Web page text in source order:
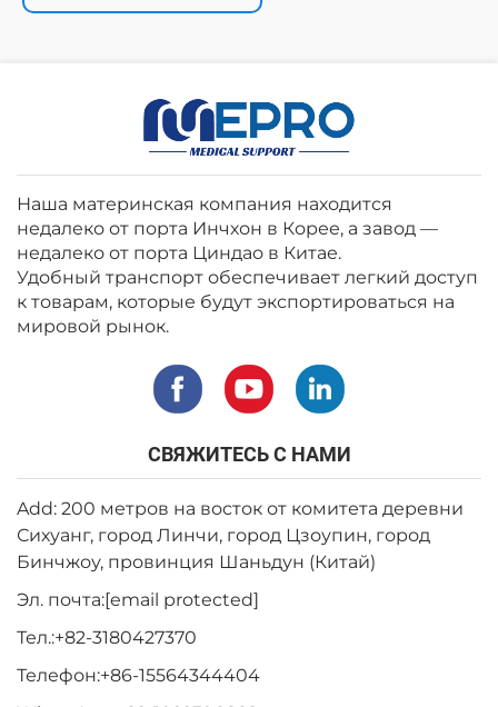
Наша материнская компания находится
недалеко от порта Инчхон в Корее, а завод —
недалеко от порта Циндао в Китае.
Удобный транспорт обеспечивает легкий доступ
к товарам, которые будут экспортироваться на
мировой рынок.
СВЯЖИТЕСЬ С НАМИ
Add: 200 метров на восток от комитета деревни
Сихуанг, город Линчи, город Цзоупин, город
Бинчжоу, провинция Шаньдун (Китай)
Эл. почта:[email protected]
Тел.:+82-3180427370
Телефон:+86-15564344404